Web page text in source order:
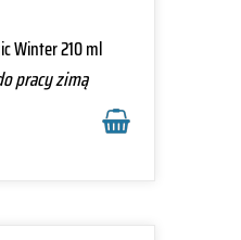
Winter 210 ml
pracy zimą